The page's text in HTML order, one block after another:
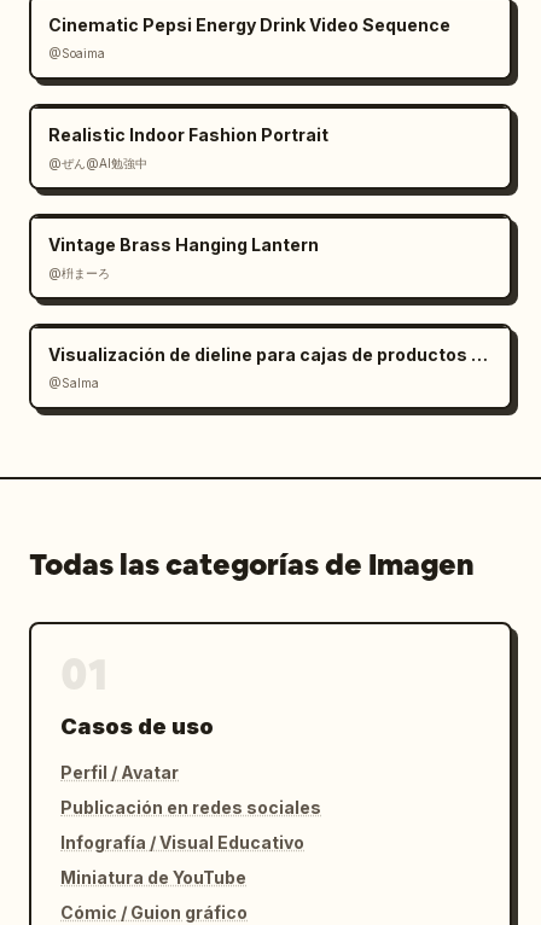
Cinematic Pepsi Energy Drink Video Sequence
@Soaima
Realistic Indoor Fashion Portrait
@ぜん@AI勉強中
Vintage Brass Hanging Lantern
@枡まーろ
Visualización de dieline para cajas de productos en 3D
@Salma
Todas las categorías de Imagen
Casos de uso
Perfil / Avatar
Publicación en redes sociales
Infografía / Visual Educativo
Miniatura de YouTube
Cómic / Guion gráfico